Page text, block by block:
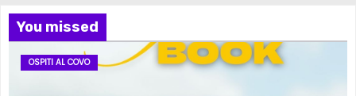
You missed
OSPITI AL COVO